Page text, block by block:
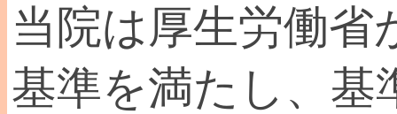
当院は厚生労働省
基準を満たし、基